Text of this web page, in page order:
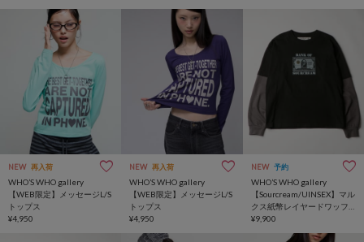
NEW 再入荷
WHO’S WHO gallery
【WEB限定】メッセージL/S
トップス
¥4,950
NEW 再入荷
WHO’S WHO gallery
【WEB限定】メッセージL/S
トップス
¥4,950
NEW 予約
WHO’S WHO gallery
【Sourcream/UINSEX】マル
クス紙幣レイヤードワッフ
ルトップス
¥9,900